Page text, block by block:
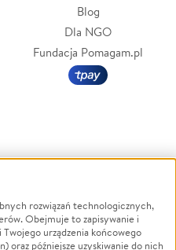
Blog
Dla NGO
Fundacja Pomagam.pl
Powódź
Wichura
rozwiązań technologicznych,
Obejmuje to zapisywanie i
urządzenia końcowego
oraz późniejsze uzyskiwanie do nich